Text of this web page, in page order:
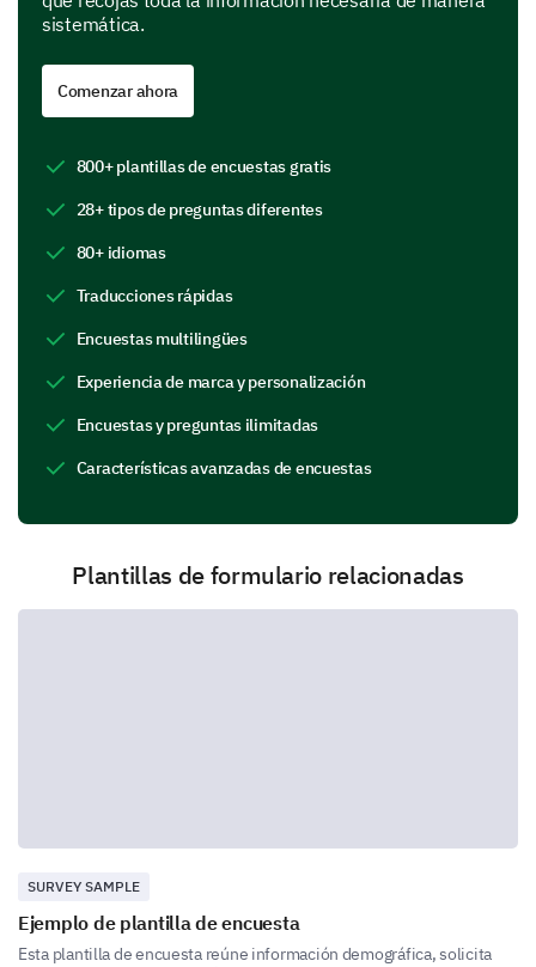
incidente?
Analizando las Causas y Efectos
Analicemos los factores que contribuyeron al
incidente y sus efectos. Tus conocimientos nos
Error Humano
¿Cómo calificarías la gravedad del incidente en
una escala del 1 al 5, donde 1 es menor y 5 es
severo?
sistemática.
Comenzar ahora
800+ plantillas de encuestas gratis
28+ tipos de preguntas diferentes
80+ idiomas
Traducciones rápidas
Encuestas multilingües
Experiencia de marca y personalización
Encuestas y preguntas ilimitadas
Características avanzadas de encuestas
Plantillas de formulario relacionadas
SURVEY SAMPLE
Ejemplo de plantilla de encuesta
Esta plantilla de encuesta reúne información demográfica, solicita